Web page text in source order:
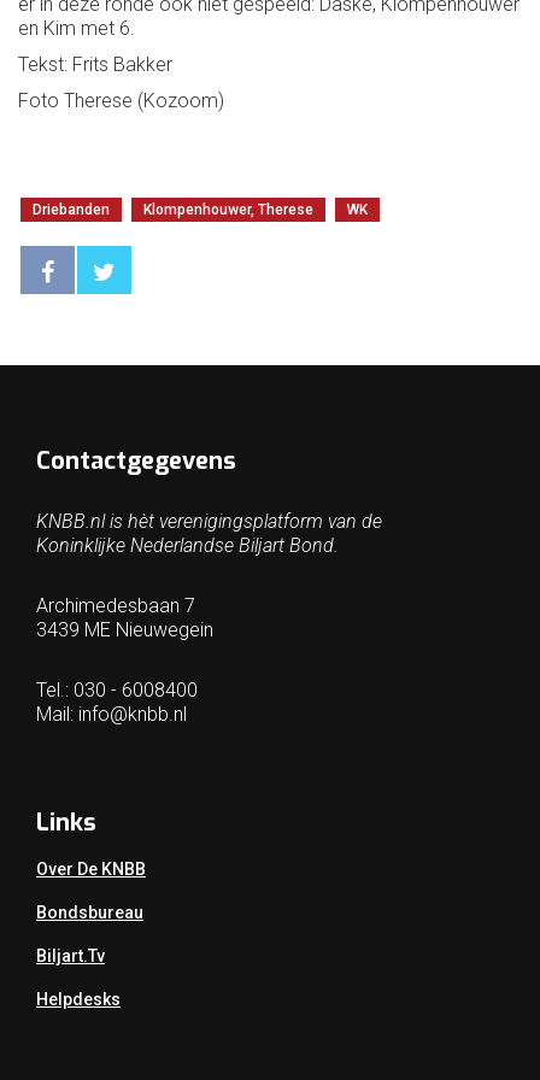
en Kim met 6.
Tekst: Frits Bakker
Foto Therese (Kozoom)
Driebanden Klompenhouwer, Therese WK
Contactgegevens
KNBB.nl is hèt verenigingsplatform van de
Koninklijke Nederlandse Biljart Bond.
Archimedesbaan 7
3439 ME Nieuwegein
Tel.: 030 - 6008400
Mail: info@knbb.nl
Links
Over De KNBB
Bondsbureau
Biljart.tv
Helpdesks